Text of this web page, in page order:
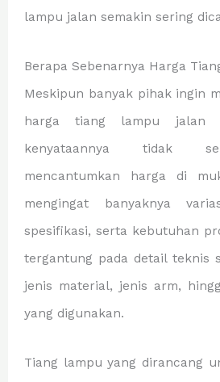
lampu jalan semakin sering
Berapa Sebenarnya Harga
Meskipun banyak pihak ingin
harga tiang lampu jalan
kenyataannya tidak
mencantumkan harga di
mengingat banyaknya
spesifikasi, serta kebutuhan
tergantung pada detail teknis
jenis material, jenis arm,
yang digunakan.
Tiang lampu yang dirancang